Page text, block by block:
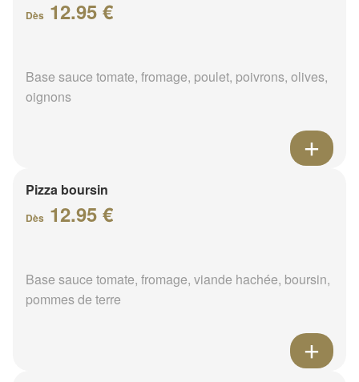
Dès 12.95 €
Base sauce tomate, fromage, poulet, poivrons, olives,
oignons
Pizza boursin
Dès 12.95 €
Base sauce tomate, fromage, viande hachée, boursin,
pommes de terre